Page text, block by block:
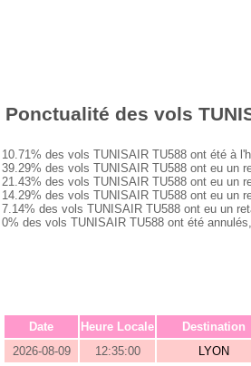
Ponctualité des vols
10.71% des vols TUNISAIR TU588 ont été à
39.29% des vols TUNISAIR TU588 ont eu un
21.43% des vols TUNISAIR TU588 ont eu un
14.29% des vols TUNISAIR TU588 ont eu un
7.14% des vols TUNISAIR TU588 ont eu un
0% des vols TUNISAIR TU588 ont été
Date Heure Locale Destination
2026-08-09
12:35:00 LYON